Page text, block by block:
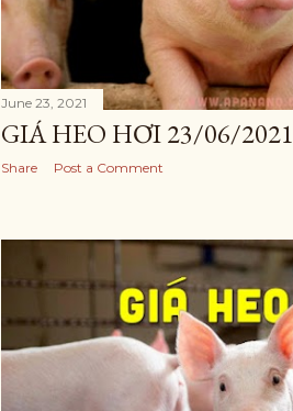
June 23, 2021
GIÁ HEO HƠI 23/06/2021
Share Post a Comment